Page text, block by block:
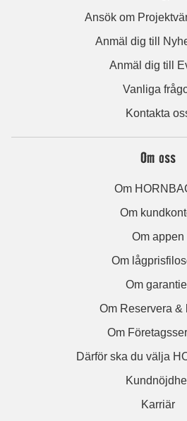
Ansök om
Anmäl dig till
Anmäl dig till
Vanliga
Kontakta
Om oss
Om
Om
Om appen
Om
Om
Om Reservera &
Om
Därför ska du välja
Karriär